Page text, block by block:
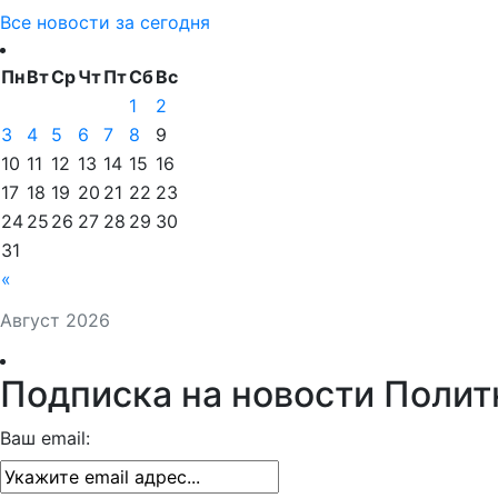
Все новости за сегодня
Август 2026
ПнВтСрЧтПтСбВс
«
1
2
3
4 5 6 7 8
9
10 11 12 13 14 15 16
17 18 19 20 21 22 23
24 25 26 27 28 29 30
31
Подписка на новости
Ваш email: